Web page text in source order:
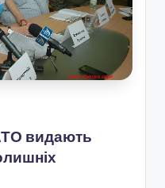
видають